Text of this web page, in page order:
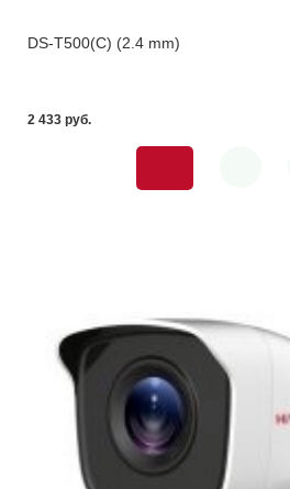
DS-T500(С) (2.4 mm)
2 433 pуб.